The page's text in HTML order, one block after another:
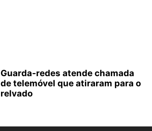
Guarda-redes atende chamada
de telemóvel que atiraram para o
relvado